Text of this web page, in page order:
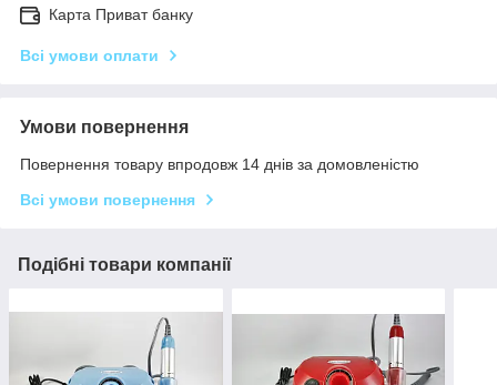
Карта Приват банку
Всі умови оплати
Умови повернення
Повернення товару впродовж 14 днів за домовленістю
Всі умови повернення
Подібні товари компанії